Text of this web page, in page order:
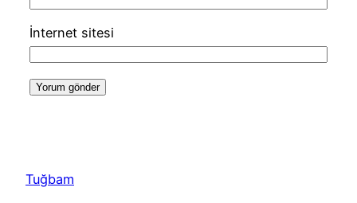
İnternet sitesi
Tuğbam